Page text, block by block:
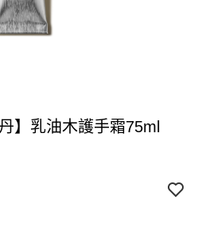
】乳油木護手霜75ml